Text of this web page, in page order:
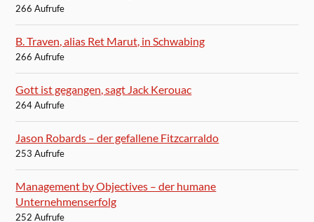
266 Aufrufe
B. Traven, alias Ret Marut, in Schwabing
266 Aufrufe
Gott ist gegangen, sagt Jack Kerouac
264 Aufrufe
Jason Robards – der gefallene Fitzcarraldo
253 Aufrufe
Management by Objectives – der humane
Unternehmenserfolg
252 Aufrufe